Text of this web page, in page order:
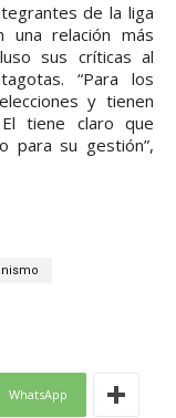
de la liga
una relación más
sus críticas al
“Para los
y tienen
tiene claro que
para su gestión”,
WhatsApp